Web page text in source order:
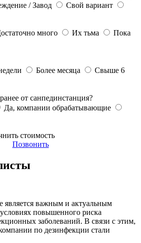
/ Завод
Свой вариант
много Их тьма
Пока
Более месяца
Свыше 6
от санпединстанция?
Да, компании обрабатывающие
стоимость
Позвонить
является важным и актуальным
повышенного риска
заболеваний. В связи с этим,
по дезинфекции стали